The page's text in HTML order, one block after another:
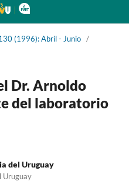
(1996): Abril - Junio /
Dr. Arnoldo
del laboratorio
del Uruguay
Uruguay